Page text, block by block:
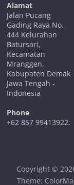
Alamat
Jalan Pucang
Gading Raya No.
444 Kelurahan
Batursari,
Kecamatan
Mranggen,
Kabupaten Demak
Jawa Tengah -
Indonesia
Phone
+62 857 99413922.
Copyright ©
Theme: